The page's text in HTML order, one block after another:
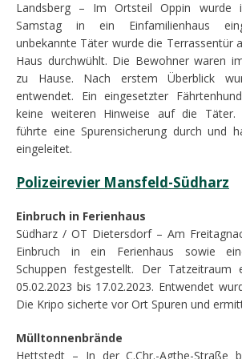
Landsberg – Im Ortsteil Oppin wurde
Samstag in ein Einfamilienhaus
unbekannte Täter wurde die Terrassentür
Haus durchwühlt. Die Bewohner waren
zu Hause. Nach erstem Überblick
entwendet. Ein eingesetzter
keine weiteren Hinweise auf die Täter.
führte eine Spurensicherung durch und
eingeleitet.
Polizeirevier Mansfeld-Südharz
Einbruch in Ferienhaus
Südharz / OT Dietersdorf – Am
Einbruch in ein Ferienhaus sowie
Schuppen festgestellt. Der Tatzeitraum
05.02.2023 bis 17.02.2023. Entwendet
Die Kripo sicherte vor Ort Spuren und
Mülltonnenbrände
Hettstedt – In der C.Chr.-Agthe-Straße